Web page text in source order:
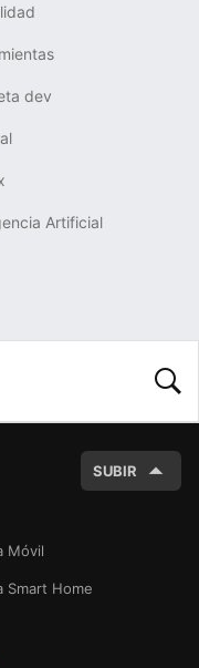
dev
Artificial
SUBIR
Móvil
Smart Home